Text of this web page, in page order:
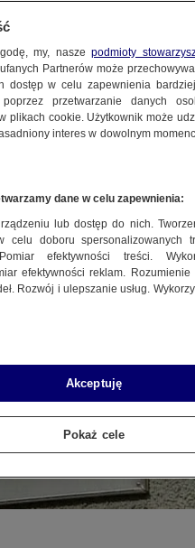
17:23
my, naszepodmioty
Partnerów może
dostęp w celu zapewnienia
przetwarzanie danych
plikach cookie. Użytkownik może
interes w dowolnym
dane w celu zapewnienia:
lub dostęp do nich.
celu doboru spersonalizowanych
efektywności treści.
efektywności reklam.
Rozwój i ulepszanie usług.
Akceptuję
Pokaż cele